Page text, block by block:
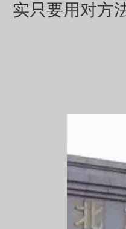
实只要用对方